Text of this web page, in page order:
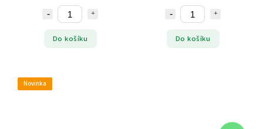
Do košíku Do košíku
Novinka